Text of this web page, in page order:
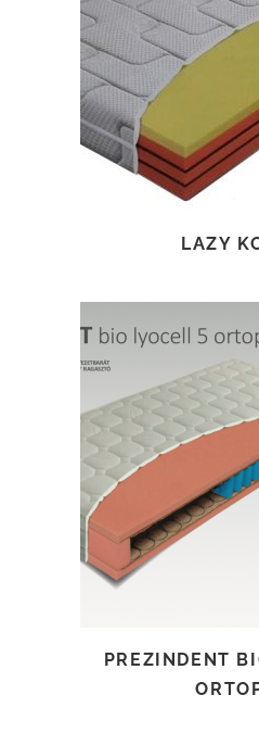
TOVÁBB
LAZY
TOVÁBB
PREZINDENT